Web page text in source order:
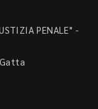
PENALE" -